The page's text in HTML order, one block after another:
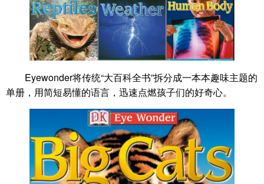
Eyewonder将传统“大百科全书”拆分成一本本趣味主题的
单册，用简短易懂的语言，迅速点燃孩子们的好奇心。